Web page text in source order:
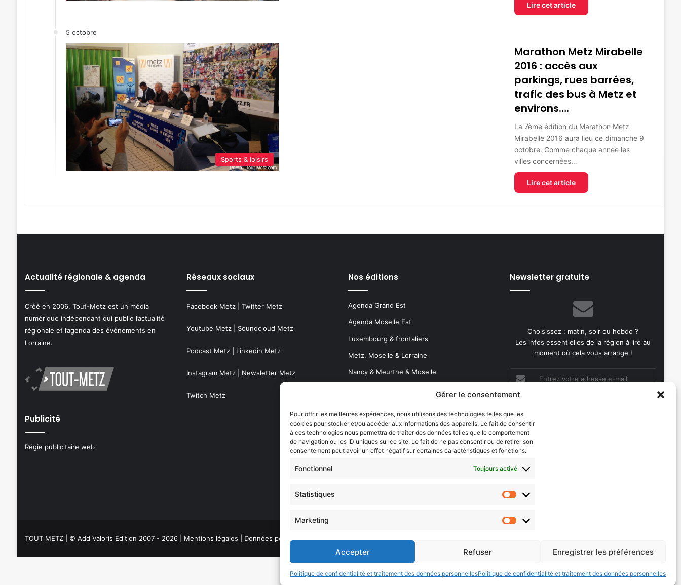
Gérer le consentement
Pour offrir les meilleures expériences, nous utilisons des technologies telles que les
cookies pour stocker et/ou accéder aux informations des appareils. Le fait de consentir
à ces technologies nous permettra de traiter des données telles que le comportement
de navigation ou les ID uniques sur ce site. Le fait de ne pas consentir ou de retirer son
consentement peut avoir un effet négatif sur certaines caractéristiques et fonctions.
Fonctionnel Toujours activé
Statistiques
Statistiques
Marketing
Marketing
Accepter Refuser Enregistrer les préférences
Politique de confidentialité et traitement des données personnellesPolitique de confidentialité et traitement des données personnelles
Lire cet article
5 octobre
Sports & loisirs
Marathon Metz Mirabelle
2016 : accès aux
parkings, rues barrées,
trafic des bus à Metz et
environs….
La 7ème édition du Marathon Metz
Mirabelle 2016 aura lieu ce dimanche 9
octobre. Comme chaque année les
villes concernées…
Lire cet article
Actualité régionale & agenda
Créé en 2006, Tout-Metz est un média
numérique indépendant qui publie l’actualité
régionale et l’agenda des événements en
Lorraine.
Publicité
Régie publicitaire web
Réseaux sociaux
Facebook Metz| Twitter Metz
Youtube Metz| Soundcloud Metz
Podcast Metz| Linkedin Metz
Instagram Metz| Newsletter Metz
Twitch Metz
Nos éditions
Agenda Grand Est
Agenda Moselle Est
Luxembourg & frontaliers
Metz, Moselle & Lorraine
Nancy & Meurthe & Moselle
Dossiers à la Une
Histoire de Metz
Newsletter gratuite
Choisissez : matin, soir ou hebdo ?
Les infos essentielles de la région à lire au
moment où cela vous arrange !
votre
adresse
mail
Evénements
Metz Plage
TOUT METZ| © Add Valoris Edition 2007 - 2026 | Mentions légales Données personnelles
podcast